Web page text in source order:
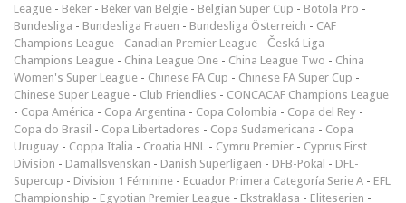
League - Beker - Beker van België - Belgian Super Cup - Botola Pro -
Bundesliga - Bundesliga Frauen - Bundesliga Österreich - CAF
Champions League - Canadian Premier League - Česká Liga -
Champions League - China League One - China League Two - China
Women's Super League - Chinese FA Cup - Chinese FA Super Cup -
Chinese Super League - Club Friendlies - CONCACAF Champions League
- Copa América - Copa Argentina - Copa Colombia - Copa del Rey -
Copa do Brasil - Copa Libertadores - Copa Sudamericana - Copa
Uruguay - Coppa Italia - Croatia HNL - Cymru Premier - Cyprus First
Division - Damallsvenskan - Danish Superligaen - DFB-Pokal - DFL-
Supercup - Division 1 Féminine - Ecuador Primera Categoría Serie A - EFL
Championship - Egyptian Premier League - Ekstraklasa - Eliteserien -